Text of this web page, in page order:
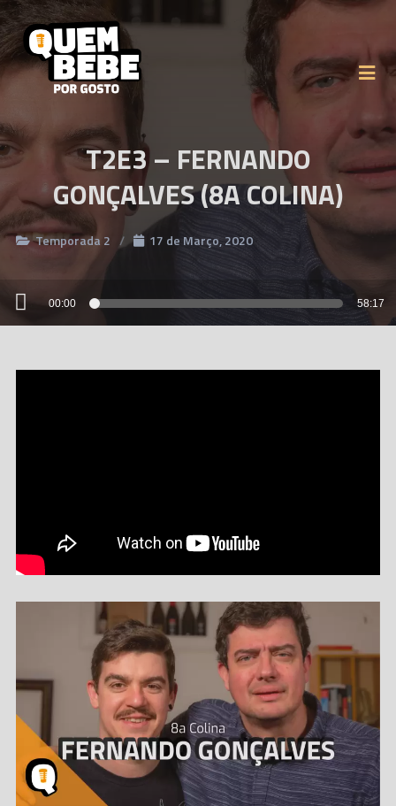
T2E3 – FERNANDO
GONÇALVES (8A COLINA)
Temporada 2 17 de Março, 2020
de
00:00 58:17